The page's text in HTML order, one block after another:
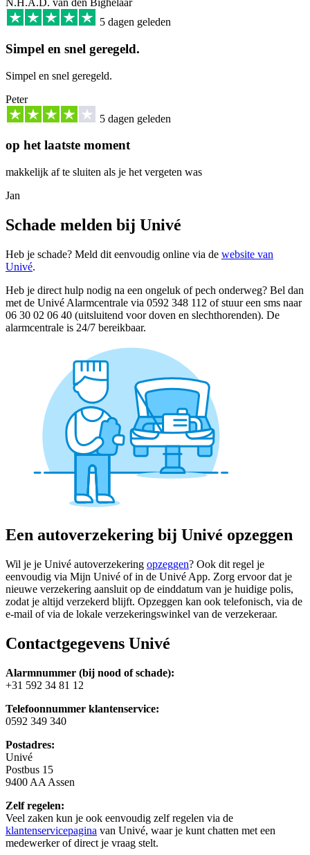
N.H.A.D. van den Bighelaar
5 dagen geleden
Simpel en snel geregeld.
Simpel en snel geregeld.
Peter
5 dagen geleden
op het laatste moment
makkelijk af te sluiten als je het vergeten was
Jan
Schade melden bij Univé
Heb je schade? Meld dit eenvoudig online via de website van
Univé.
Heb je direct hulp nodig na een ongeluk of pech onderweg? Bel dan
met de Univé Alarmcentrale via 0592 348 112 of stuur een sms naar
06 30 02 06 40 (uitsluitend voor doven en slechthorenden). De
alarmcentrale is 24/7 bereikbaar.
Een autoverzekering bij Univé opzeggen
Wil je je Univé autoverzekering opzeggen? Ook dit regel je
eenvoudig via Mijn Univé of in de Univé App. Zorg ervoor dat je
nieuwe verzekering aansluit op de einddatum van je huidige polis,
zodat je altijd verzekerd blijft. Opzeggen kan ook telefonisch, via de
e-mail of via de lokale verzekeringswinkel van de verzekeraar.
Contactgegevens Univé
Alarmnummer (bij nood of schade):
+31 592 34 81 12
Telefoonnummer klantenservice:
0592 349 340
Postadres:
Univé
Postbus 15
9400 AA Assen
Zelf regelen:
Veel zaken kun je ook eenvoudig zelf regelen via de
klantenservicepagina van Univé, waar je kunt chatten met een
medewerker of direct je vraag stelt.